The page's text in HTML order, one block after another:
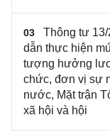
03
Thông tư
dẫn thực hiện
tượng hưởng
chức, đơn vị sự
nước, Mặt trận
xã hội và hội